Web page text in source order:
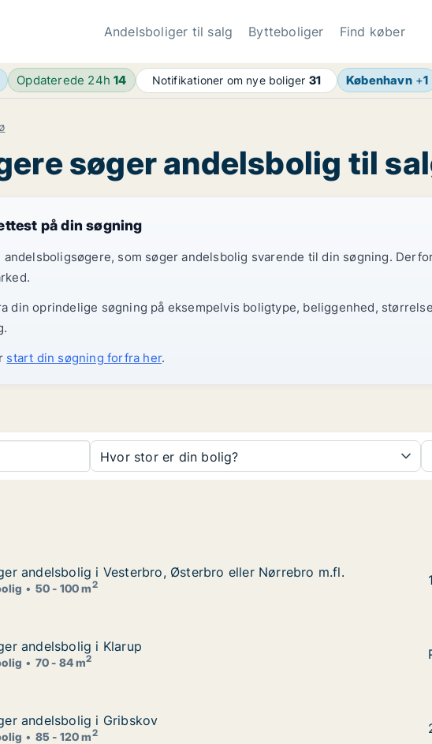
Andelsboliger til salg Bytteboliger Find køber
Opdaterede 24h14 Notifikationer om nye boliger 31 København+1
søger andelsbolig til
på din søgning
som søger andelsbolig svarende til din søgning.
din oprindelige søgning på eksempelvis boligtype, beliggenhed,
start din søgning forfra her.
Hvor stor er din bolig?
eller Nørrebro m.fl.
andelsbolig i Vesterbro, Østerbro eller Nørrebro m.fl.
andelsbolig i Vesterbro, Østerbro eller Nørrebro m.fl.
50 - 100 m2
andelsbolig i Klarup
andelsbolig i Klarup
70 - 84 m2
andelsbolig i Gribskov
andelsbolig i Gribskov
85 - 120 m2